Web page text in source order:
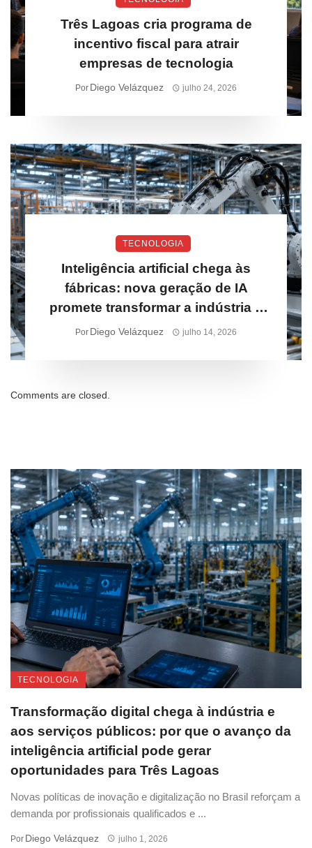
Três Lagoas cria programa de
incentivo fiscal para atrair
empresas de tecnologia
Por Diego Velázquez julho 24, 2026
TECNOLOGIA
Inteligência artificial chega às
fábricas: nova geração de IA
promete transformar a indústria e
pode acelerar inovação em Três
Por Diego Velázquez julho 14, 2026
Comments are closed.
TECNOLOGIA
Transformação digital chega à indústria e
aos serviços públicos: por que o avanço da
inteligência artificial pode gerar
oportunidades para Três Lagoas
Novas políticas de inovação e digitalização no Brasil reforçam a
demanda por profissionais qualificados e ...
Por Diego Velázquez julho 1, 2026